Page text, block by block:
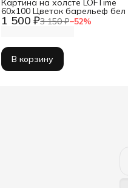
1 500 ₽3 150 ₽−52%
Картина на холсте LOFTime
60х100 Цветок барельеф бел
КБ-849-60100
В корзину